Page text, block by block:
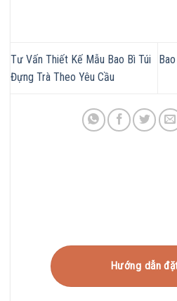
Tư Vấn Thiết Kế Mẫu Bao Bì Túi
Đựng Trà Theo Yêu Cầu
Hướng dẫn